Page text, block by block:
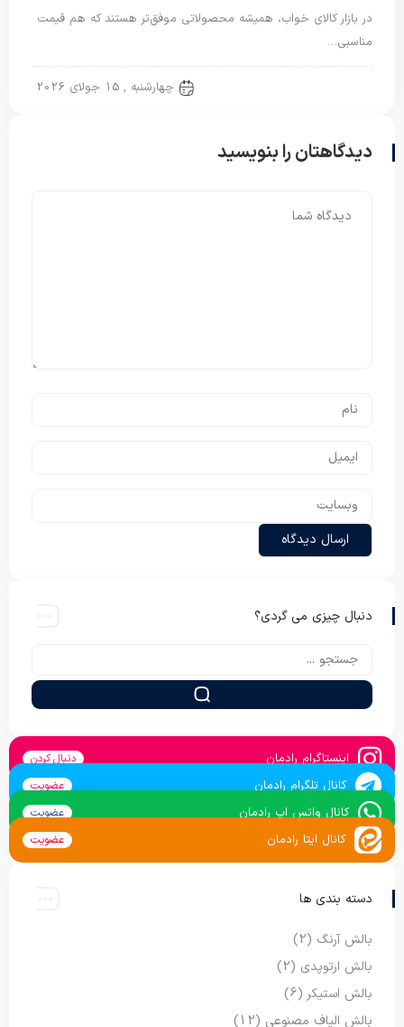
در بازار کالای خواب، همیشه محصولاتی موفق‌تر هستند که هم قیمت
مناسبی…
چهارشنبه , 15 جولای 2026
دیدگاهتان را بنویسید
دنبال چیزی می گردی؟
اینستاگرام رادمان دنبال کردن
کانال تلگرام رادمان عضویت
کانال واتس اپ رادمان عضویت
کانال ایتا رادمان عضویت
دسته بندی ها
بالش آرنگ (2)
بالش ارتوپدی (2)
بالش استیکر (6)
بالش الیاف مصنوعی (12)